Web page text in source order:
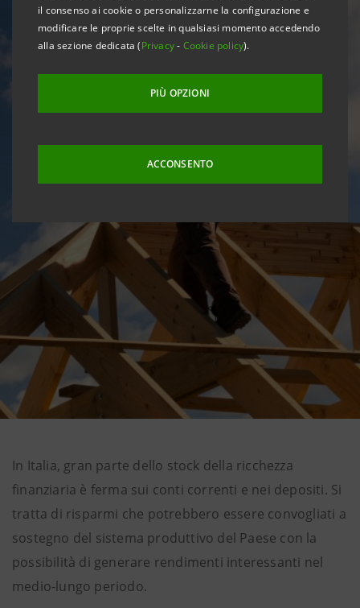
il consenso ai cookie o personalizzarne la configurazione e
modificare le proprie scelte in qualsiasi momento accedendo
alla sezione dedicata (Privacy- Cookie policy).
PIÙ OPZIONI
ACCONSENTO
In Italia, gran parte dello stock della ricchezza
finanziaria è ferma sui conti correnti e nei depositi. Si
tratta di risparmi che potrebbero essere convogliati a
sostegno del sistema produttivo del Paese con la
possibilità di generare rendimenti interessanti nel
medio-lungo periodo.